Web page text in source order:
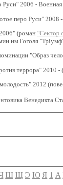
Руси" 2006 -
перо Руси"
(роман "Сектор
им.Гоголя
"Образ
террора" 2010 -
2012
Венедикта
Ш Щ Э Ю Я 1 A